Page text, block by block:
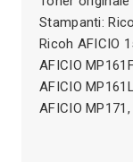
Stampanti:
Ricoh AFICIO
AFICIO
AFICIO
AFICIO